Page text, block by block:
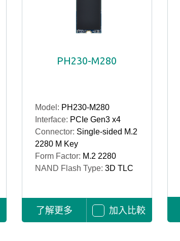
PH230-M280
Model: PH230-M280
Interface: PCIe Gen3 x4
Connector: Single-sided M.2
2280 M Key
Form Factor: M.2 2280
NAND Flash Type: 3D TLC
了解更多 加入比較